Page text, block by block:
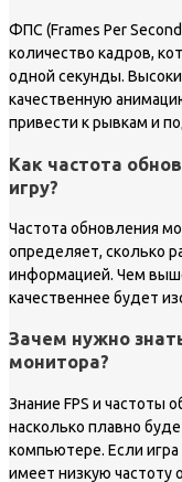
ФПС (Frames Per
количество кадров,
одной секунды.
качественную
привести к рывкам и
Как частота
игру?
Частота обновления
определяет, сколько
информацией. Чем
качественнее будет
Зачем нужно
монитора?
Знание FPS и частоты
насколько плавно
компьютере. Если игра
имеет низкую частоту